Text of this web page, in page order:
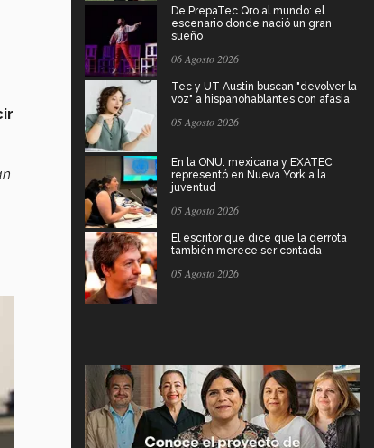
De PrepaTec Qro al mundo: el
escenario donde nació un gran
sueño
06 Agosto 2026
Tec y UT Austin buscan "devolver la
voz" a hispanohablantes con afasia
05 Agosto 2026
En la ONU: mexicana y EXATEC
representó en Nueva York a la
juventud
05 Agosto 2026
El escritor que dice que la derrota
también merece ser contada
05 Agosto 2026